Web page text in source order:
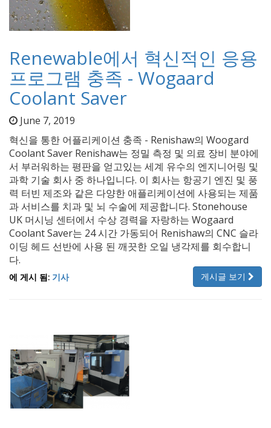
Renewable에서 혁신적인 응용
프로그램 충족 - Wogaard
Coolant Saver
June 7, 2019
혁신을 통한 어플리케이션 충족 - Renishaw의 Woogard
Coolant Saver Renishaw는 정밀 측정 및 의료 장비 분야에
서 부러워하는 평판을 얻고있는 세계 유수의 엔지니어링 및
과학 기술 회사 중 하나입니다. 이 회사는 항공기 엔진 및 풍
력 터빈 제조와 같은 다양한 애플리케이션에 사용되는 제품
과 서비스를 치과 및 뇌 수술에 제공합니다. Stonehouse
UK 머시닝 센터에서 수상 경력을 자랑하는 Wogaard
Coolant Saver는 24 시간 가동되어 Renishaw의 CNC 슬라
이딩 헤드 선반에 사용 된 깨끗한 오일 냉각제를 회수합니
다.
게시글 보기
에 게시 됨: 기사